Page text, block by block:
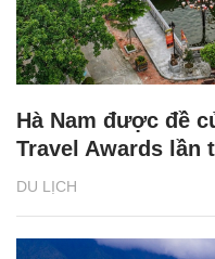
DU LỊCH
Hà Nam được đề
Travel Awards lần